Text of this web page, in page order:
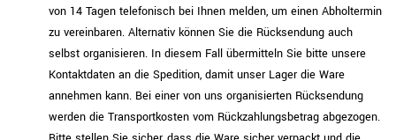
von 14 Tagen telefonisch bei Ihnen melden, um einen Abholtermin
zu vereinbaren. Alternativ können Sie die Rücksendung auch
selbst organisieren. In diesem Fall übermitteln Sie bitte unsere
Kontaktdaten an die Spedition, damit unser Lager die Ware
annehmen kann. Bei einer von uns organisierten Rücksendung
werden die Transportkosten vom Rückzahlungsbetrag abgezogen.